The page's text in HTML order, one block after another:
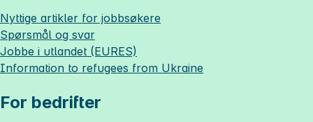
Nyttige artikler for jobbsøkere
Spørsmål og svar
Jobbe i utlandet (EURES)
Information to refugees from Ukraine
For bedrifter